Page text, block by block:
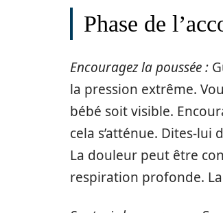
Phase de
Encouragez la poussée :
la pression extrême.
bébé soit visible.
cela s’atténue. Dites-
La douleur peut être
respiration profonde.